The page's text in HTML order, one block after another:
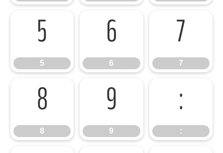
5
5 6
6 7
7
8
8 9
9 ::